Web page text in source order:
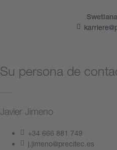
Su persona de
Javier Jimeno
+34 666 881 749
j.jimeno@precitec.es